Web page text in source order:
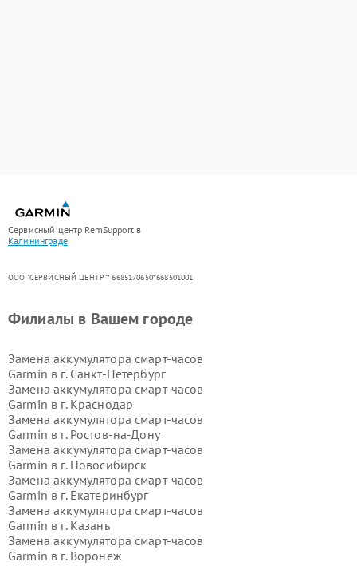
Сервисный центр RemSupport в
Калининграде
ООО "СЕРВИСНЫЙ ЦЕНТР"* 6685170650*668501001
Филиалы в Вашем городе
Замена аккумулятора смарт-часов
Garmin в г. Санкт-Петербург
Замена аккумулятора смарт-часов
Garmin в г. Краснодар
Замена аккумулятора смарт-часов
Garmin в г. Ростов-на-Дону
Замена аккумулятора смарт-часов
Garmin в г. Новосибирск
Замена аккумулятора смарт-часов
Garmin в г. Екатеринбург
Замена аккумулятора смарт-часов
Garmin в г. Казань
Замена аккумулятора смарт-часов
Garmin в г. Воронеж